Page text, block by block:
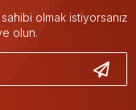
olmak istiyorsanız
olun.